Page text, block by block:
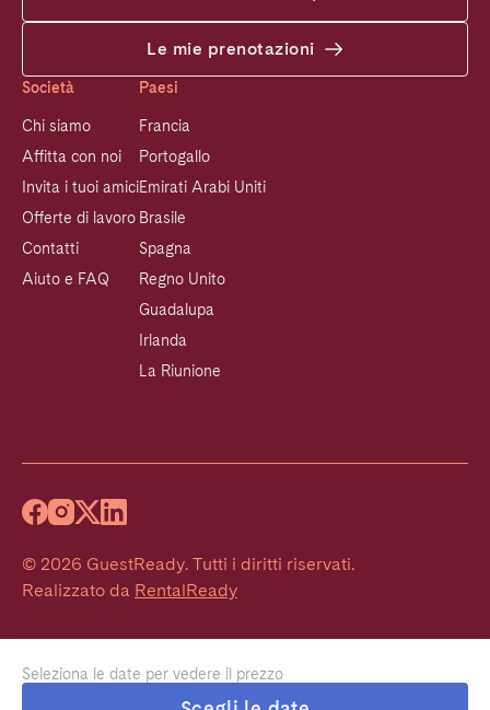
Seleziona le date per vedere il prezzo
Le mie prenotazioni
Società
Chi siamo
Affitta con noi
Invita i tuoi amici
Offerte di lavoro
Contatti
Aiuto e FAQ
Paesi
Francia
Portogallo
Emirati Arabi Uniti
Brasile
Spagna
Regno Unito
Guadalupa
Irlanda
La Riunione
© 2026 GuestReady. Tutti i diritti riservati.
Realizzato da RentalReady